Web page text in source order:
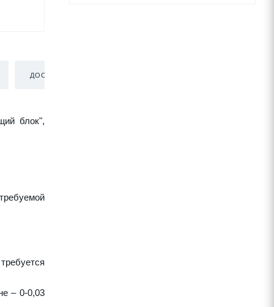
ДОСТАВКА
блок",
– 0-0,03